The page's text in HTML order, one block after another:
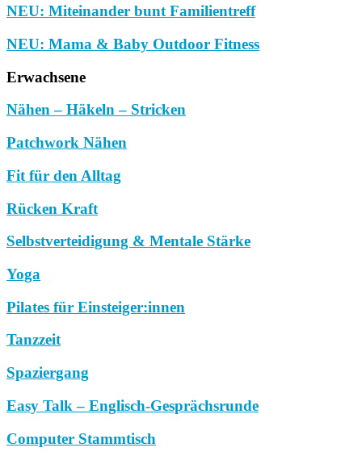
NEU: Miteinander bunt Familientreff
NEU: Mama & Baby Outdoor Fitness
Erwachsene
Nähen – Häkeln – Stricken
Patchwork Nähen
Fit für den Alltag
Rücken Kraft
Selbstverteidigung & Mentale Stärke
Yoga
Pilates für Einsteiger:innen
Tanzzeit
Spaziergang
Easy Talk – Englisch-Gesprächsrunde
Computer Stammtisch